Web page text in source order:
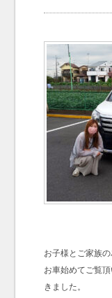
お問い合わせ
お子様とご家族の
お車始めてご覧
きました。